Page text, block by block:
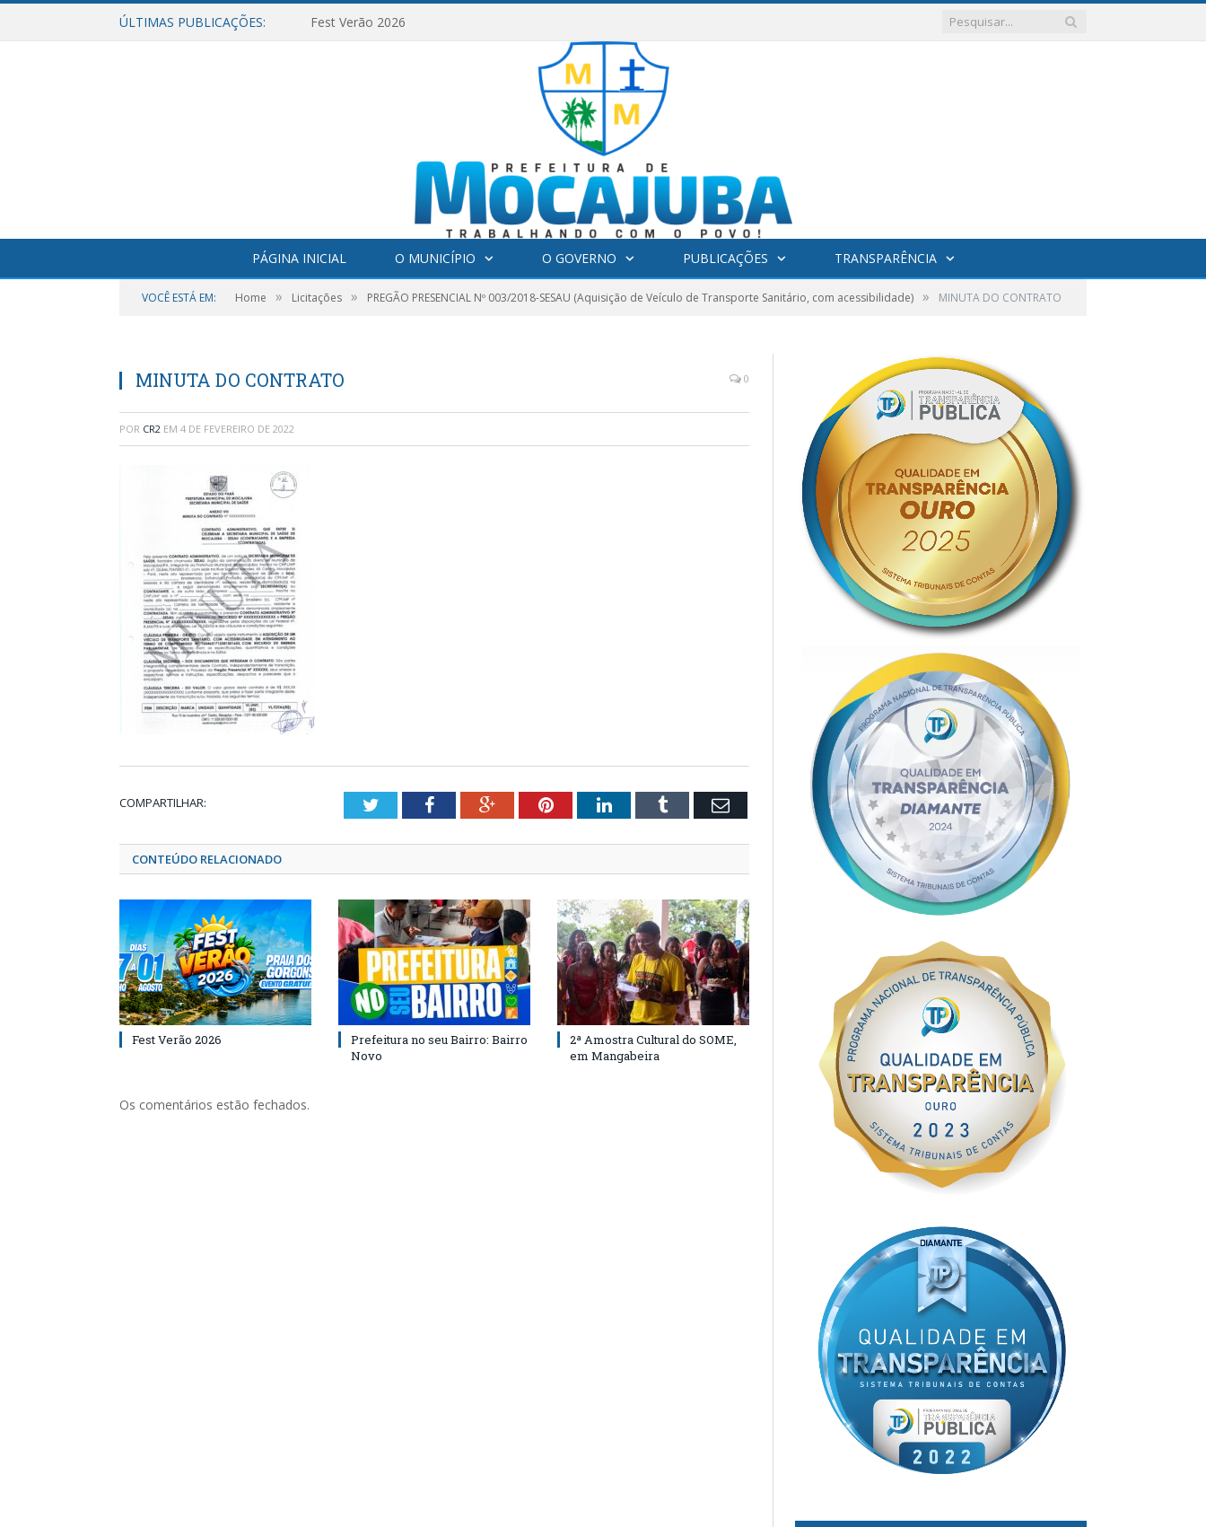
ÚLTIMAS PUBLICAÇÕES: Fest Verão 2026
PÁGINA INICIAL O MUNICÍPIO O GOVERNO PUBLICAÇÕES TRANSPARÊNCIA
VOCÊ ESTÁ EM: Home » Licitações » PREGÃO PRESENCIAL Nº 003/2018-SESAU (Aquisição de Veículo de Transporte Sanitário, com acessibilidade) » MINUTA DO CONTRATO
MINUTA DO CONTRATO 0
POR CR2 EM 4 DE FEVEREIRO DE 2022
COMPARTILHAR: TwitterFacebookGoogle+PinterestLinkedInTumblr Email
CONTEÚDO RELACIONADO
Fest Verão 2026
Prefeitura no seu Bairro: Bairro
Novo
2ª Amostra Cultural do SOME,
em Mangabeira
Os comentários estão fechados.